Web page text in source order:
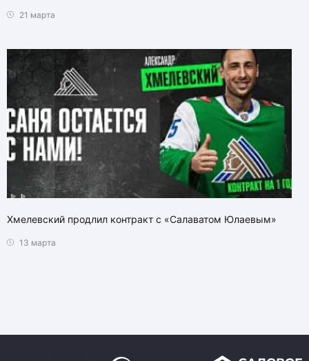
21 марта
Хмелевский продлил контракт с «Салаватом Юлаевым»
13 марта